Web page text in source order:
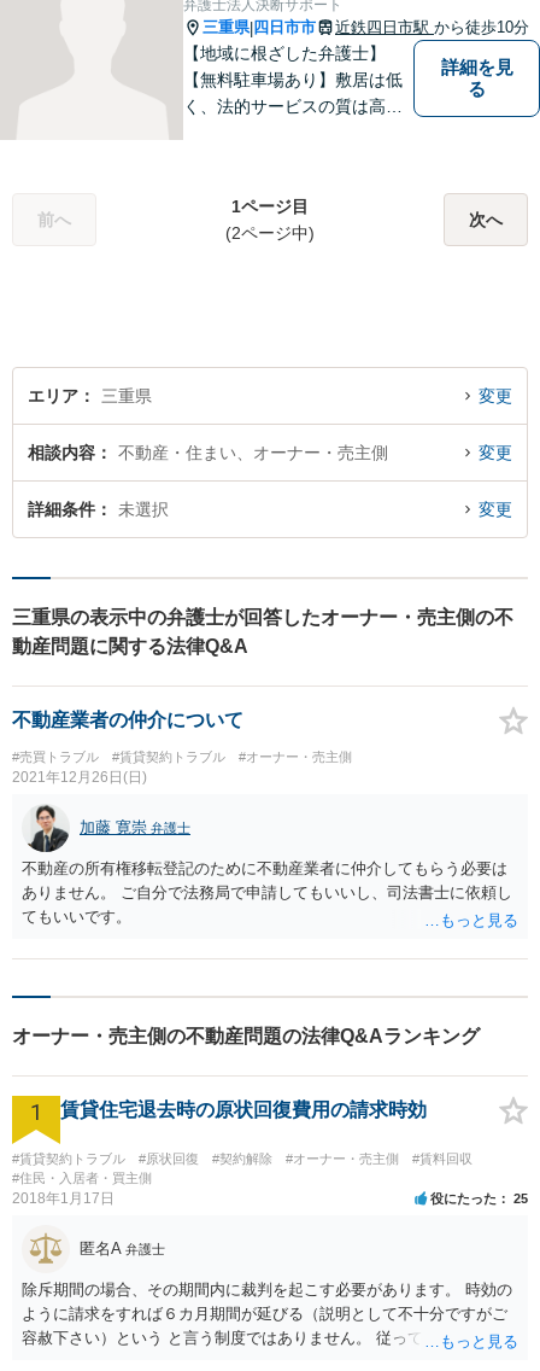
弁護士法人決断サポート
三重県| 四日市市 近鉄四日市駅 から徒歩10分
【地域に根ざした弁護士】
【無料駐車場あり】敷居は低
く、法的サービスの質は高く
題／離婚問題／相続問題／企
業法務など、幅広く対応可
詳細を見
る
前へ
1ページ目
(2ページ中)
次へ
エリア 三重県 変更
相談内容 不動産・住まい、オーナー・売主側 変更
詳細条件 未選択 変更
三重県の表示中の弁護士が回答したオーナー・売主側の不
動産問題に関する法律Q&A
不動産業者の仲介について
#売買トラブル #賃貸契約トラブル #オーナー・売主側
2021年12月26日(日)
加藤 寛崇 弁護士
不動産の所有権移転登記のために不動産業者に仲介してもらう必要は
ありません。 ご自分で法務局で申請してもいいし、司法書士に依頼し
てもいいです。
オーナー・売主側の不動産問題の法律Q&Aランキング
1 賃貸住宅退去時の原状回復費用の請求時効
#賃貸契約トラブル #原状回復 #契約解除 #オーナー・売主側
#賃料回収
#住民・入居者・買主側
2018年1月17日 役にたった 25
匿名A 弁護士
除斥期間の場合、その期間内に裁判を起こす必要があります。 時効の
ように請求をすれば６カ月期間が延びる（説明として不十分ですがご
容赦下さい）という と言う制度ではありません。 従って、理論上は１